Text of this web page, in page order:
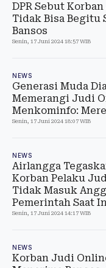
DPR Sebut
Tidak Bisa Begitu
Bansos
Senin, 17 Juni 2024 18:57 WIB
NEWS
Generasi Muda
Memerangi Judi
Menkominfo:
Senin, 17 Juni 2024 18:07 WIB
NEWS
Airlangga
Korban Pelaku
Tidak Masuk
Pemerintah Saat
Senin, 17 Juni 2024 14:17 WIB
NEWS
Korban Judi